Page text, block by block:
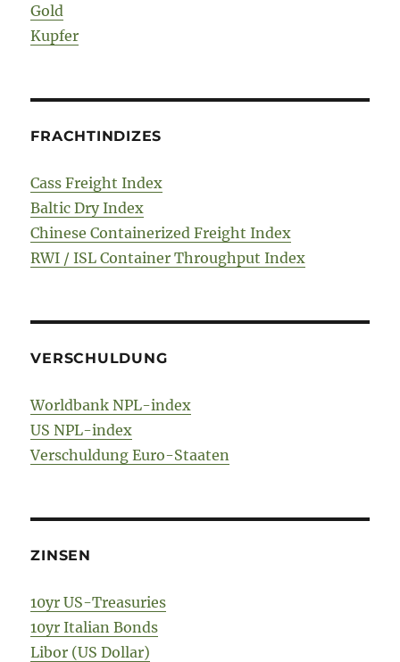
Gold
Kupfer
FRACHTINDIZES
Cass Freight Index
Baltic Dry Index
Chinese Containerized Freight Index
RWI / ISL Container Throughput Index
VERSCHULDUNG
Worldbank NPL-index
US NPL-index
Verschuldung Euro-Staaten
ZINSEN
10yr US-Treasuries
10yr Italian Bonds
Libor (US Dollar)